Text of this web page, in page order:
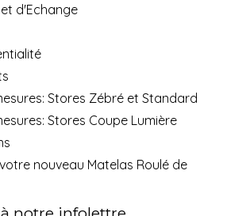
d'Echange
Stores Zébré et Standard
Stores Coupe Lumière
nouveau Matelas Roulé de